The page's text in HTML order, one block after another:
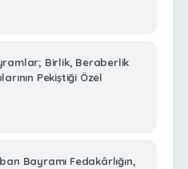
Birlik, Beraberlik
Pekiştiği Özel
Bayramı Fedakârlığın,